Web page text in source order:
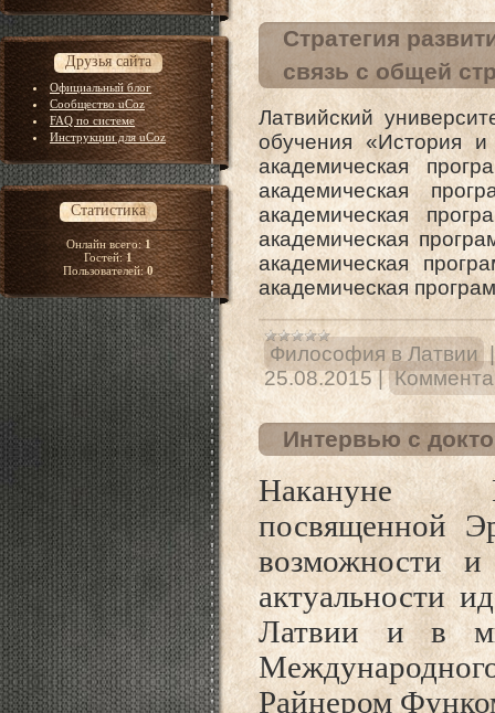
Друзья сайта
Официальный блог
Сообщество uCoz
FAQ по системе
Инструкции для uCoz
Статистика
Онлайн всего:1
Гостей:1
Пользователей:0
Стратегия
связь с общей
Латвийский
обучения «История
академическая
академическая
академическая
академическая
академическая
академическая
Философия в Латвии
25.08.2015 |
Интервью с
Накануне
посвященной
возможности
актуальности
Латвии и в
Райнером